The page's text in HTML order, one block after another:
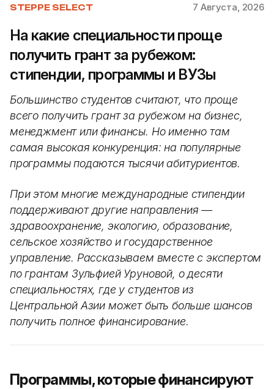
STEPPE SELECT 7 Августа, 2026
На какие специальности проще
получить грант за рубежом:
стипендии, программы и ВУЗы
Большинство студентов считают, что проще
всего получить грант за рубежом на бизнес,
менеджмент или финансы. Но именно там
самая высокая конкуренция: на популярные
программы подаются тысячи абитуриентов.
При этом многие международные стипендии
поддерживают другие направления —
здравоохранение, экологию, образование,
сельское хозяйство и государственное
управление. Рассказываем вместе с экспертом
по грантам Зульфией Уруновой, о десяти
специальностях, где у студентов из
Центральной Азии может быть больше шансов
получить полное финансирование.
Программы, которые финансируют